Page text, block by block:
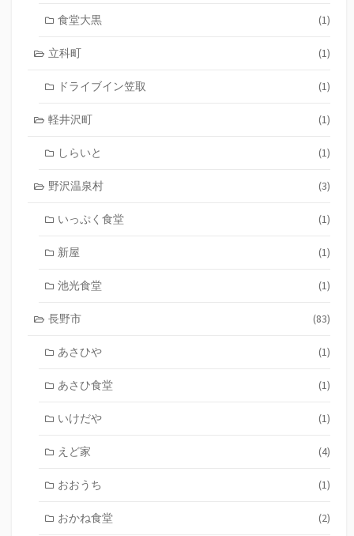
食堂大黒 (1)
立科町 (1)
ドライブイン笠取 (1)
軽井沢町 (1)
しらいと (1)
野沢温泉村 (3)
いっぷく食堂 (1)
新屋 (1)
池光食堂 (1)
長野市 (83)
あさひや (1)
あさひ食堂 (1)
いけだや (1)
えど家 (4)
おおうち (1)
おかね食堂 (2)